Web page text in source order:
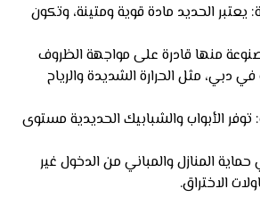
يعتبر الحديد مادة قوية ومتينة، وتكون
منها قادرة على مواجهة الظروف
في دبي، مثل الحرارة الشديدة والرياح
توفر الأبواب والشبابيك الحديدية مستوى
المنازل والمباني من الدخول غير
الاختراق.